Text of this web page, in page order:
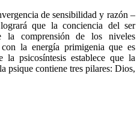
de sensibilidad y razón –
que la conciencia del ser
la comprensión de los niveles
la energía primigenia que es
psicosíntesis establece que la
psique contiene tres pilares: Dios,